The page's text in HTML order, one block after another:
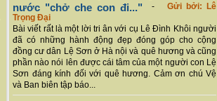
nước "chở che con đi..." - Gửi bởi: Lê
Trọng Đại
Bài viết rất là một lời tri ân với cụ Lê Đình Khôi người
đã có những hành động đẹp đóng góp cho cộng
đồng cư dân Lệ Sơn ở Hà nội và quê hương và cũng
phần nào nói lên được cái tâm của một người con Lệ
Sơn đáng kính đối với quê hương. Cảm ơn chú Vệ
và Ban biên tập báo...